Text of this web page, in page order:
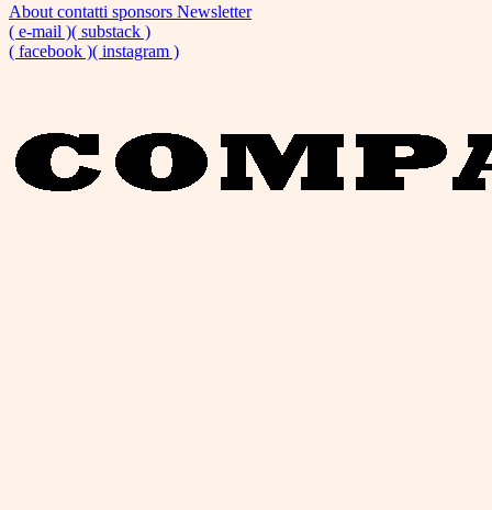
About contatti sponsors Newsletter
( e-mail )( substack )
( facebook )( instagram )